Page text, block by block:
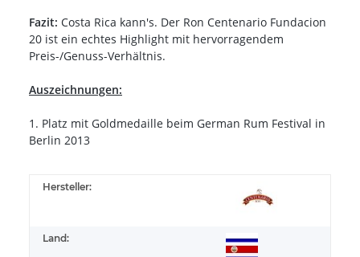
Fazit: Costa Rica kann's. Der Ron Centenario Fundacion
20 ist ein echtes Highlight mit hervorragendem
Preis-/Genuss-Verhältnis.
Auszeichnungen:
1. Platz mit Goldmedaille beim German Rum Festival in
Berlin 2013
Hersteller:
Land: